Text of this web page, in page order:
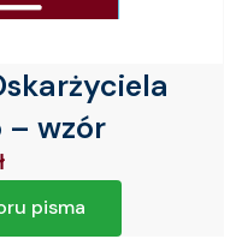
wzór
pisma